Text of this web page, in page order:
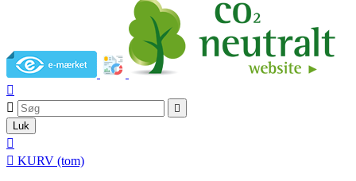



Luk

 KURV (tom)